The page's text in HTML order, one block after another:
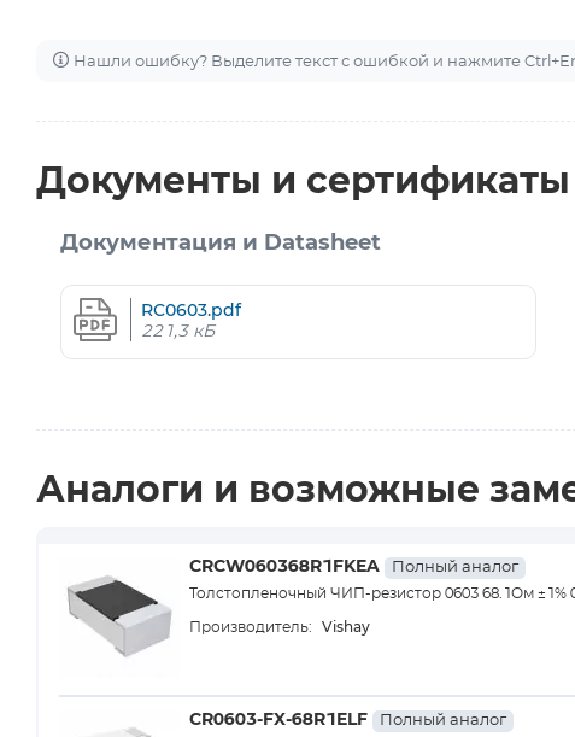
Нашли ошибку? Выделите текст с ошибкой и нажмите
Документы и сертификаты
Документация и Datasheet
RC0603.pdf
221,3 кБ
Аналоги и возможные
CRCW060368R1FKEA Полный аналог
Толстопленочный ЧИП-резистор 0603 68.1Ом ±1%
Производитель: Vishay
CR0603-FX-68R1ELF Полный аналог